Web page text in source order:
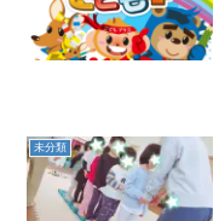
未分類